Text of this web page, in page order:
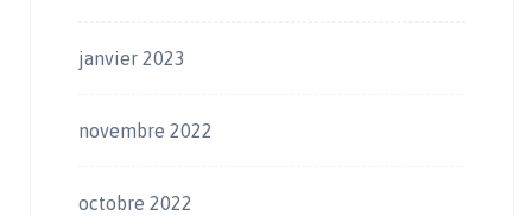
janvier 2023
novembre 2022
octobre 2022